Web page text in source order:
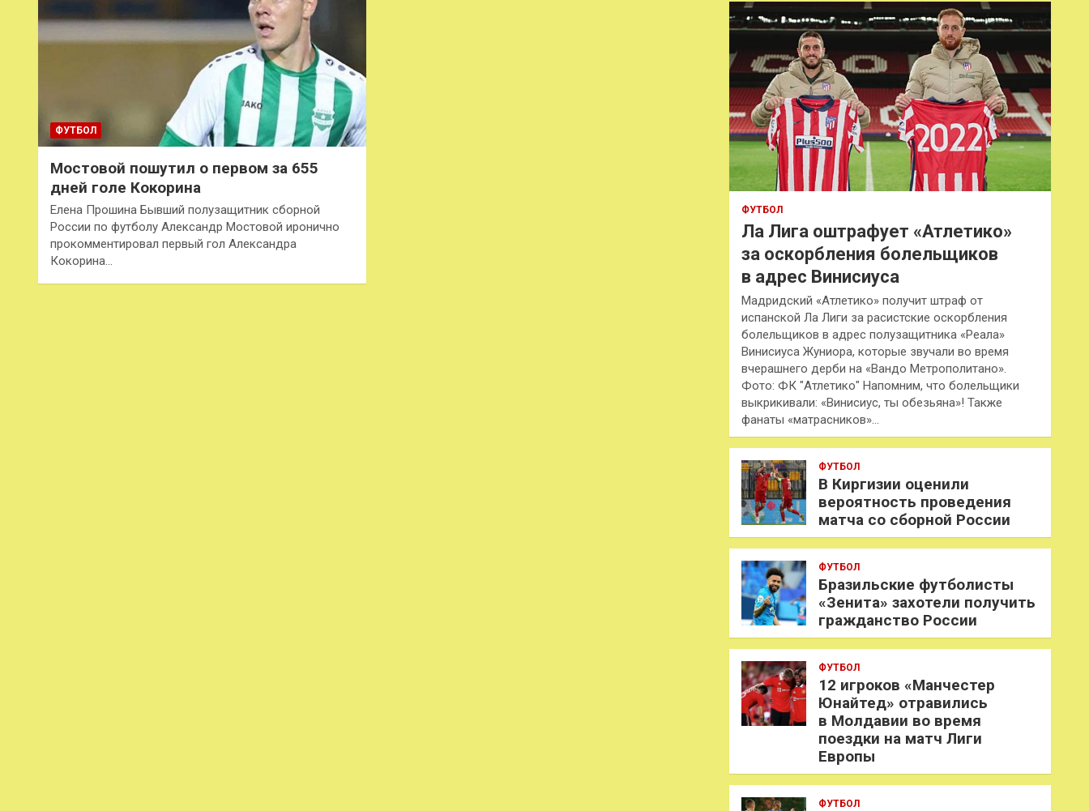
ФУТБОЛ
Мостовой пошутил о первом за 655
дней голе Кокорина
Елена Прошина Бывший полузащитник сборной
России по футболу Александр Мостовой иронично
прокомментировал первый гол Александра
Кокорина…
к
ФУТБОЛ
Ла Лига оштрафует «Атлетико»
за оскорбления болельщиков
в адрес Винисиуса
Мадридский «Атлетико» получит штраф от
испанской Ла Лиги за расистские оскорбления
болельщиков в адрес полузащитника «Реала»
Винисиуса Жуниора, которые звучали во время
вчерашнего дерби на «Вандо Метрополитано».
Фото: ФК "Атлетико" Напомним, что болельщики
выкрикивали: «Винисиус, ты обезьяна»! Также
фанаты «матрасников»…
ФУТБОЛ
В Киргизии оценили
вероятность проведения
матча со сборной России
ФУТБОЛ
Бразильские футболисты
«Зенита» захотели получить
гражданство России
ФУТБОЛ
12 игроков «Манчестер
Юнайтед» отравились
в Молдавии во время
поездки на матч Лиги
Европы
ФУТБОЛ